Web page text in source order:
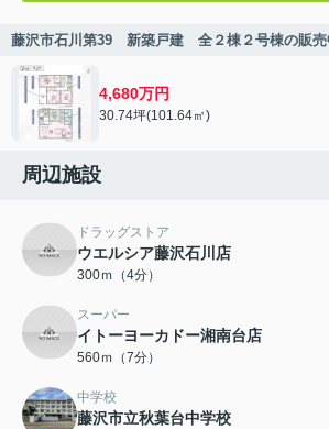
藤沢市石川第39 新築戸建 全２棟２号棟の販売
4,680万円
30.74坪(101.64㎡)
周辺施設
ドラッグストア
ウエルシア藤沢石川店
300ｍ（4分）
スーパー
イトーヨーカドー湘南台店
560ｍ（7分）
中学校
藤沢市立秋葉台中学校